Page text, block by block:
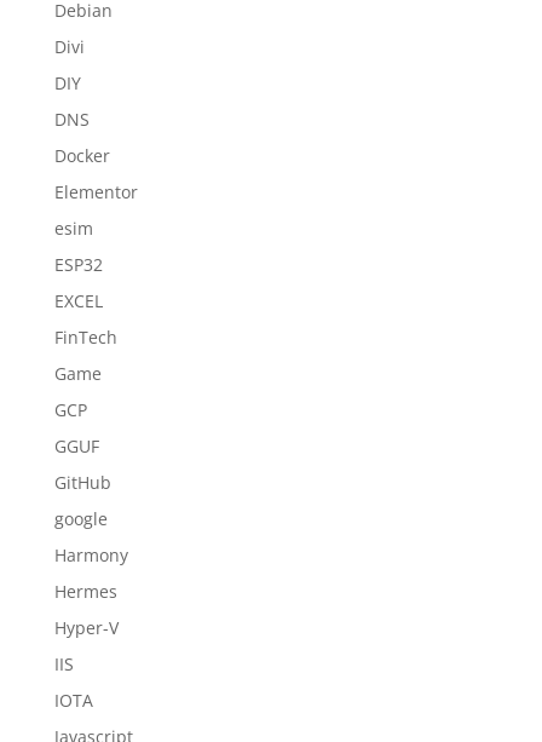
Debian
Divi
DIY
DNS
Docker
Elementor
esim
ESP32
EXCEL
FinTech
Game
GCP
GGUF
GitHub
google
Harmony
Hermes
Hyper-V
IIS
IOTA
Javascript